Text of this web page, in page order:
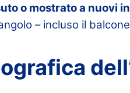
o mostrato a nuovi
– incluso il